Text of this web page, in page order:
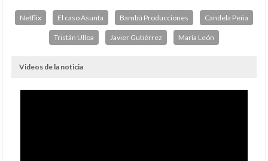
Netflix El caso Asunta Bambú Producciones Candela Peña
Tristán Ulloa Javier Gutiérrez María León
Videos de la noticia